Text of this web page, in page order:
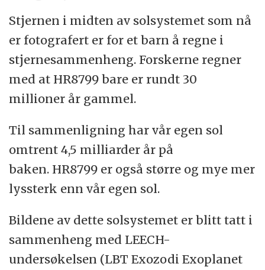
Stjernen i midten av solsystemet som nå
er fotografert er for et barn å regne i
stjernesammenheng. Forskerne regner
med at HR8799 bare er rundt 30
millioner år gammel.
Til sammenligning har vår egen sol
omtrent 4,5 milliarder år på
baken. HR8799 er også større og mye mer
lyssterk enn vår egen sol.
Bildene av dette solsystemet er blitt tatt i
sammenheng med LEECH-
undersøkelsen (LBT Exozodi Exoplanet